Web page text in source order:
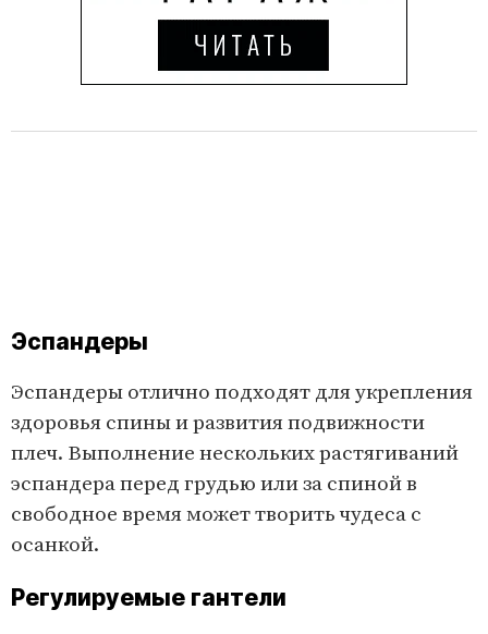
Эспандеры
Эспандеры отлично подходят для укрепления
здоровья спины и развития подвижности
плеч. Выполнение нескольких растягиваний
эспандера перед грудью или за спиной в
свободное время может творить чудеса с
осанкой.
Регулируемые гантели